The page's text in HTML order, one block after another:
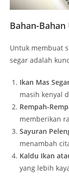
Bahan-
Untuk membuat
segar adalah
Ikan Mas
masih kenyal
Rempah-
memberikan
Sayuran
menambah
Kaldu Ikan
yang lebih